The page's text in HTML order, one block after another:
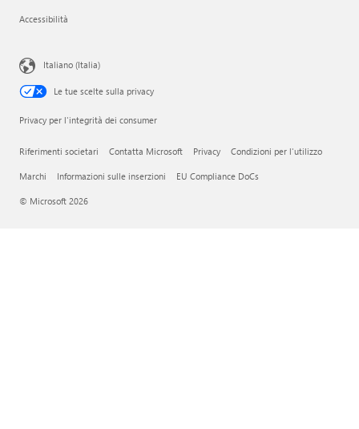
Accessibilità
Italiano (Italia)
Le tue scelte sulla privacy
Privacy per l'integrità dei consumer
Riferimenti societari Contatta Microsoft Privacy Condizioni per l'utilizzo
Marchi Informazioni sulle inserzioni EU Compliance DoCs
© Microsoft 2026